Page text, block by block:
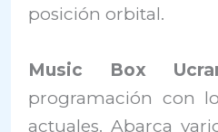
posición orbital.
Music Box
programación con
actuales. Abarca